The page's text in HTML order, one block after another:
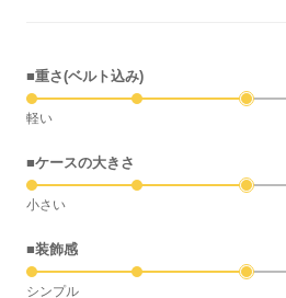
■重さ(ベルト込み)
軽い
■ケースの大きさ
小さい
■装飾感
シンプル